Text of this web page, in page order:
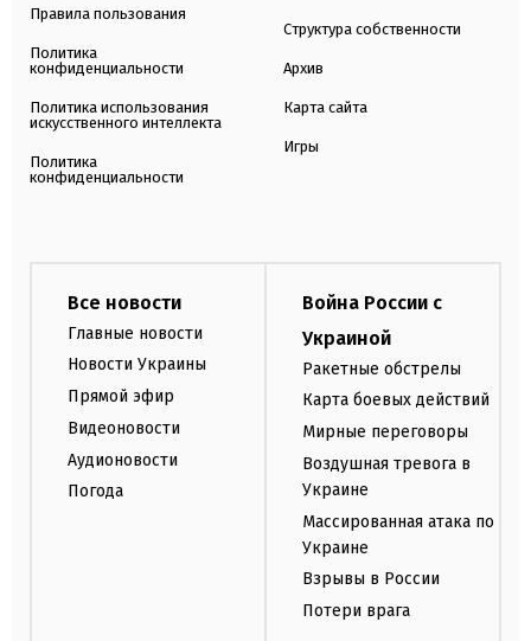
Правила пользования
Политика
конфиденциальности
Политика использования
искусственного интеллекта
Политика
конфиденциальности
Структура собственности
Архив
Карта сайта
Игры
Все новости
Главные новости
Новости Украины
Прямой эфир
Видеоновости
Аудионовости
Погода
Война России с
Украиной
Ракетные обстрелы
Карта боевых действий
Мирные переговоры
Воздушная тревога в
Украине
Массированная атака по
Украине
Взрывы в России
Потери врага